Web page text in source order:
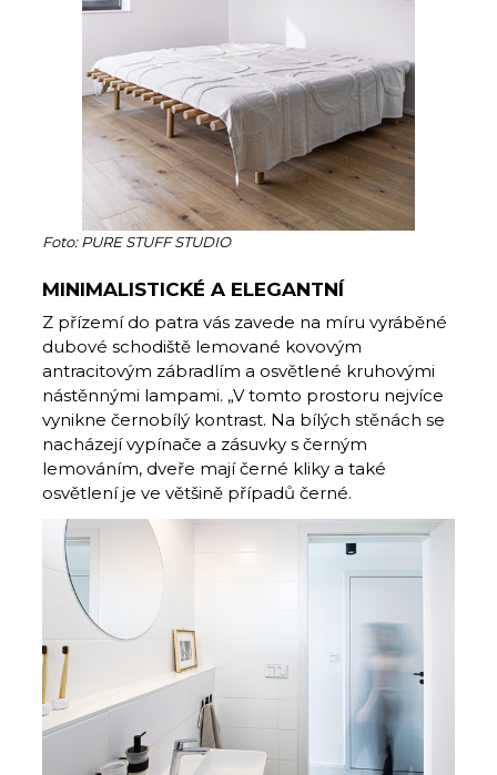
Foto: PURE STUFF STUDIO
MINIMALISTICKÉ A ELEGANTNÍ
Z přízemí do patra vás zavede na míru vyráběné
dubové schodiště lemované kovovým
antracitovým zábradlím a osvětlené kruhovými
nástěnnými lampami. „V tomto prostoru nejvíce
vynikne černobílý kontrast. Na bílých stěnách se
nacházejí vypínače a zásuvky s černým
lemováním, dveře ma­jí černé kliky a také
osvětlení je ve většině případů černé.